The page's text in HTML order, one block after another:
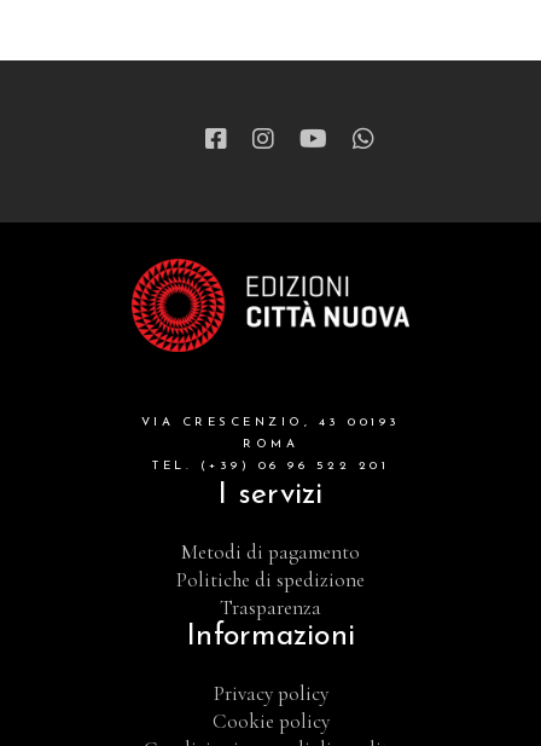
VIA CRESCENZIO, 43 00193
ROMA
TEL. (+39) 06 96 522 201
I servizi
Metodi di pagamento
Politiche di spedizione
Trasparenza
Informazioni
Privacy policy
Cookie policy